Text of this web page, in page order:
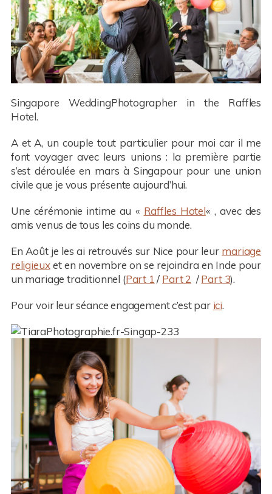
Singapore WeddingPhotographer in the Raffles
Hotel.
A et A, un couple tout particulier pour moi car il me
font voyager avec leurs unions : la première partie
s’est déroulée en mars à Singapour pour une union
civile que je vous présente aujourd’hui.
Une cérémonie intime au « Raffles Hotel« , avec des
amis venus de tous les coins du monde.
En Août je les ai retrouvés sur Nice pour leur mariage
religieuxet en novembre on se rejoindra en Inde pour
un mariage traditionnel (Part 1/ Part 2 /Part 3).
Pour voir leur séance engagement c’est par ici.